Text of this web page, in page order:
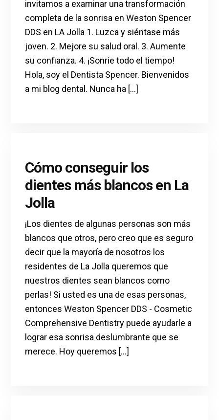
invitamos a examinar una transformación
completa de la sonrisa en Weston Spencer
DDS en LA Jolla 1. Luzca y siéntase más
joven. 2. Mejore su salud oral. 3. Aumente
su confianza. 4. ¡Sonríe todo el tiempo!
Hola, soy el Dentista Spencer. Bienvenidos
a mi blog dental. Nunca ha [...]
Cómo conseguir los
dientes más blancos en La
Jolla
¡Los dientes de algunas personas son más
blancos que otros, pero creo que es seguro
decir que la mayoría de nosotros los
residentes de La Jolla queremos que
nuestros dientes sean blancos como
perlas! Si usted es una de esas personas,
entonces Weston Spencer DDS - Cosmetic
Comprehensive Dentistry puede ayudarle a
lograr esa sonrisa deslumbrante que se
merece. Hoy queremos [...]